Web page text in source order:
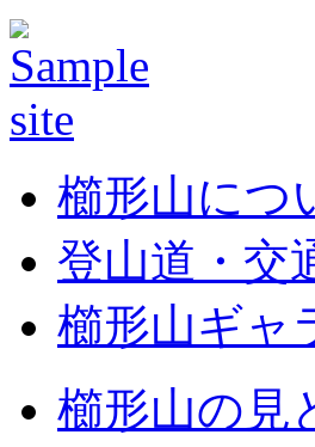
櫛形山につ
登山道・交
櫛形山ギャ
櫛形山の見